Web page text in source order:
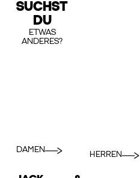
SUCHST
DU
ETWAS
ANDERES?
DAMEN
HERREN